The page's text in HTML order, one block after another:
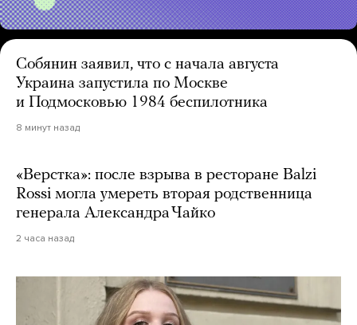
Собянин заявил, что с начала августа
Украина запустила по Москве
и Подмосковью 1984 беспилотника
8 минут назад
«Верстка»: после взрыва в ресторане Balzi
Rossi могла умереть вторая родственница
генерала Александра Чайко
2 часа назад